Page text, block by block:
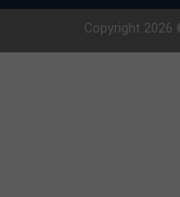
Copyright 2026